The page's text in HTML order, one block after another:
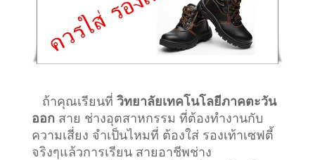
ถ้าคุณเรียนที่ วิทยาลัยเทคโนโลยีภาคตะวัน
ออกสาย ช่างอุตสาหกรรม ที่ต้องทำงานกับ
ความเสี่ยง จำเป็นไหมที่ ต้องใส่ รองเท้าเซฟตี้
จริงๆแล้วการเรียน สายอาชีพช่าง